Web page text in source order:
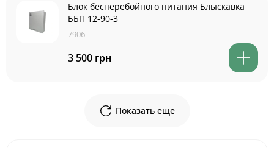
Блок бесперебойного питания Блыскавка
ББП 12-90-3
7906
3 500 грн
Показать еще